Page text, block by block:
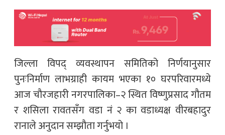
जिल्ला विपद् व्यवस्थापन समितिको निर्णयानुसार
पुनःनिर्माण लाभग्राही कायम भएका १० घरपरिवारमध्ये
आज चौरजहारी नगरपालिका–२ स्थित विष्णुप्रसाद गौतम
र शसिला रावतसँग वडा नं २ का वडाध्यक्ष वीरबहादुर
रानाले अनुदान सम्झौता गर्नुभयो ।